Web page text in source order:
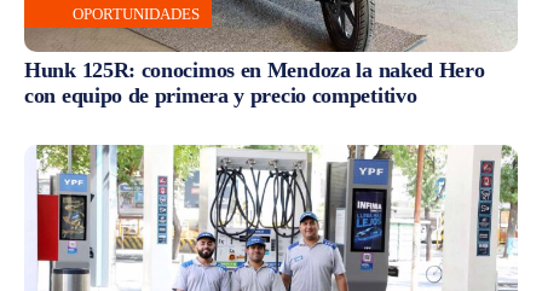
OPORTUNIDADES
Hunk 125R: conocimos en Mendoza la naked Hero
con equipo de primera y precio competitivo